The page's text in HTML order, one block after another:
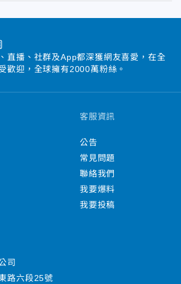
直播、社群及App都深獲網友喜愛，在全
歡迎，全球擁有2000萬粉絲。
客服資訊
公告
常見問題
聯絡我們
我要爆料
我要投稿
司
路六段25號